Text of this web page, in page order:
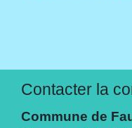
Contacter la
Commune de